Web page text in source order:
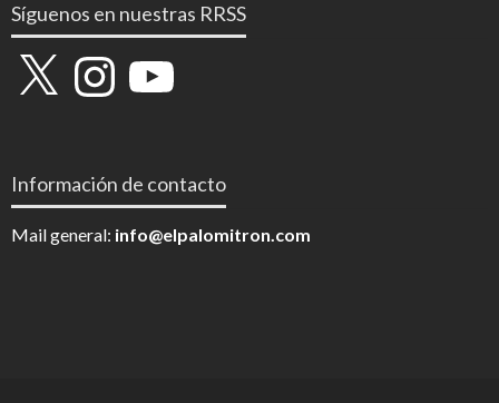
Síguenos en nuestras RRSS
X InstagramYouTube
Información de contacto
Mail general: info@elpalomitron.com